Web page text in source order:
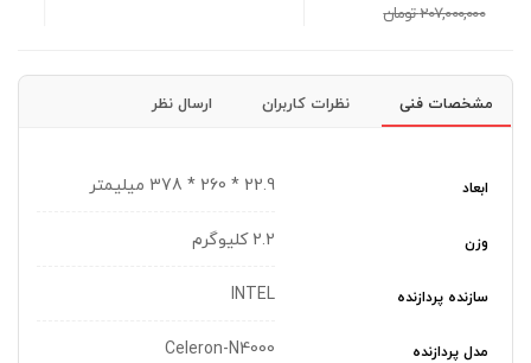
مشخصات فنی نظرات کاربران ارسال نظر
ابعاد 22.9 * 260 * 378 میلیمتر
وزن 2.2 کلیوگرم
سازنده پردازنده INTEL
مدل پردازنده Celeron-N4000